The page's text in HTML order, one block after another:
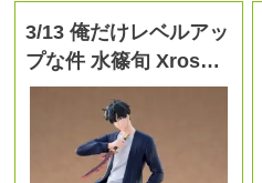
3/13 俺だけレベルアッ
プな件 水篠旬 Xros…